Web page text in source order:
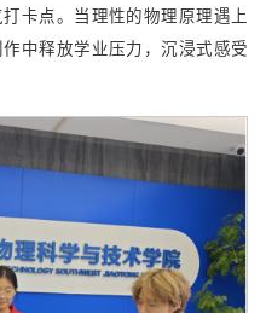
卡点。当理性的物理原理遇上
中释放学业压力，沉浸式感受